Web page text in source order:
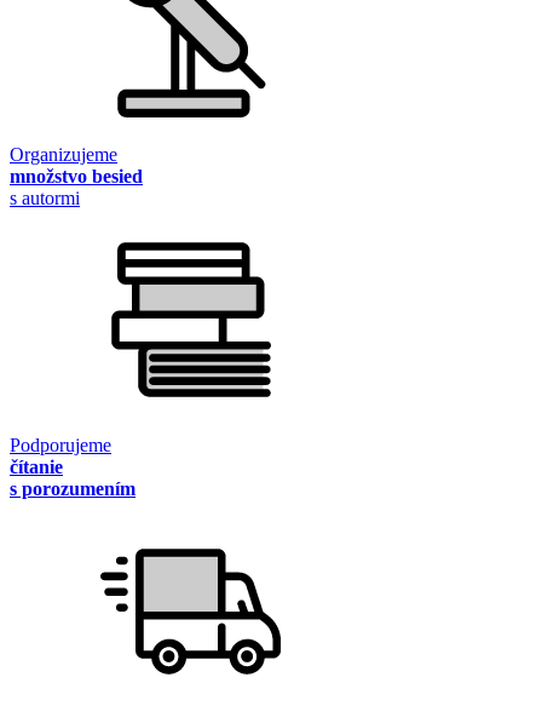
Organizujeme
množstvo besied
s autormi
Podporujeme
čítanie
s porozumením